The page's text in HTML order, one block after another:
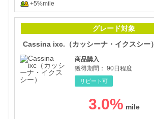
+5%mile
グレード対象
Cassina ixc.（カッシーナ・イクスシー）
商品購入
獲得期間： 90日程度
リピート可
3.0%